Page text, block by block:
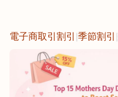
電子商取引割引 |季節割引 |